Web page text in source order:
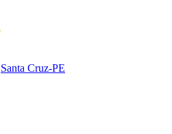
Santa Cruz-PE